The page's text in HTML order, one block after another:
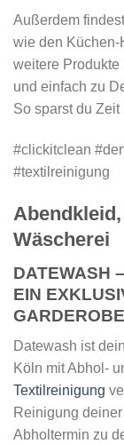
Außerdem
wie den
weitere Produkte
und einfach zu
So sparst du Zeit
#clickitclean
#textilreinigung
Wäscherei
DATEWASH
EIN
Datewash ist
Köln mit Abhol-
Textilreinigung
Reinigung
Abholtermin zu